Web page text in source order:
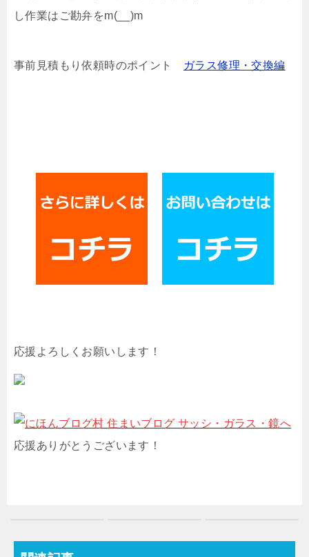
し作業はご勘弁をm(__)m
事前見積もり依頼時のポイント ガラス修理・交換編
応援よろしくお願いします！
応援ありがとうございます！